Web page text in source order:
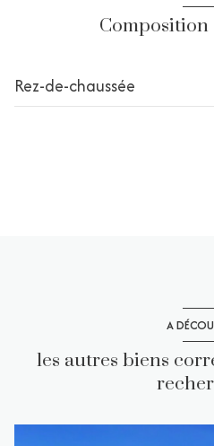
Composition
Rez-de-chaussée
A
les autres biens